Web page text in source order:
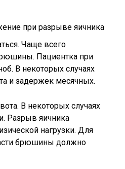
Чаще всего
Пациентка при
В некоторых случаях
и задержек месячных.
В некоторых случаях
Разрыв яичника
нагрузки. Для
брюшины должно